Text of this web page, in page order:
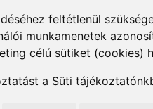
feltétlenül
munkamenetek
célú sütiket (cookies)
a Süti